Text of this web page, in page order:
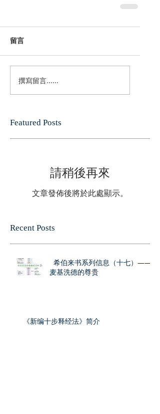
留言
撰寫留言......
Featured Posts
請稍後再來
文章發佈後將於此處顯示。
Recent Posts
希伯来书系列信息（十七）——
麦基洗德的尊贵
《新编十步释经法》简介